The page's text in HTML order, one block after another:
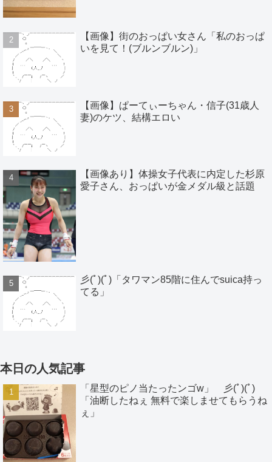
【画像】街のおっぱい女さん「私のおっぱ
いを見て！(ブルンブルン)」
【画像】ぱーてぃーちゃん・信子(31歳人
妻)のケツ、結構エロい
【画像あり】体操女子代表に内定した杉原
愛子さん、おっぱいが金メダル級と話題
彡(ﾟ)(ﾟ)「タワマン85階に住んでsuica持っ
てる」
本日の人気記事
「星型のピノ当たったンゴw」 彡(ﾟ)(ﾟ)
「油断したねぇ 無料で楽しませてもらうね
ぇ」